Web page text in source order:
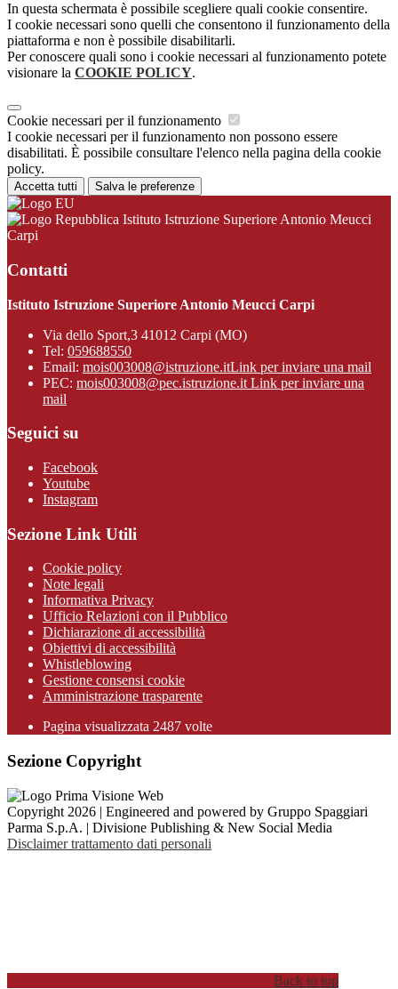
In questa schermata è possibile scegliere quali cookie consentire.
I cookie necessari sono quelli che consentono il funzionamento della
piattaforma e non è possibile disabilitarli.
Per conoscere quali sono i cookie necessari al funzionamento potete
visionare la COOKIE POLICY.
Cookie necessari per il funzionamento
I cookie necessari per il funzionamento non possono essere
disabilitati. È possibile consultare l'elenco nella pagina della cookie
policy.
Accetta tutti Salva le preferenze
Istituto Istruzione Superiore Antonio Meucci
Carpi
Contatti
Istituto Istruzione Superiore Antonio Meucci Carpi
Via dello Sport,3 41012 Carpi (MO)
Tel: 059688550
Email: mois003008@istruzione.itLink per inviare una mail
PEC: mois003008@pec.istruzione.it Link per inviare una
mail
Seguici su
Facebook
Youtube
Instagram
Sezione Link Utili
Cookie policy
Note legali
Informativa Privacy
Ufficio Relazioni con il Pubblico
Dichiarazione di accessibilità
Obiettivi di accessibilità
Whistleblowing
Gestione consensi cookie
Amministrazione trasparente
Pagina visualizzata 2487 volte
Sezione Copyright
Copyright 2026 | Engineered and powered by Gruppo Spaggiari
Parma S.p.A. | Divisione Publishing & New Social Media
Disclaimer trattamento dati personali
Back to top